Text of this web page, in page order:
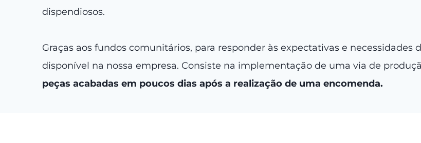
dispendiosos.
Graças aos fundos comunitários, para responder às expectativas e necessidades
disponível na nossa empresa. Consiste na implementação de uma via de
peças acabadas em poucos dias após a realização de uma encomenda.